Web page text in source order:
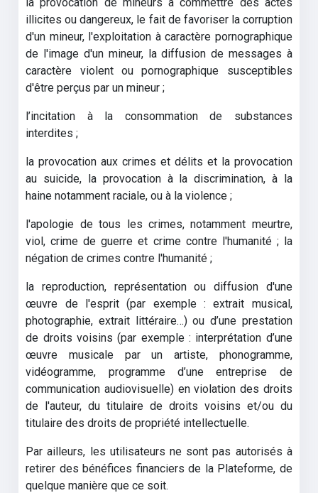
illicites ou dangereux, le fait de favoriser la corruption
d'un mineur, l'exploitation à caractère pornographique
de l'image d'un mineur, la diffusion de messages à
caractère violent ou pornographique susceptibles
d'être perçus par un mineur ;
l’incitation à la consommation de substances
interdites ;
la provocation aux crimes et délits et la provocation
au suicide, la provocation à la discrimination, à la
haine notamment raciale, ou à la violence ;
l'apologie de tous les crimes, notamment meurtre,
viol, crime de guerre et crime contre l'humanité ; la
négation de crimes contre l'humanité ;
la reproduction, représentation ou diffusion d'une
œuvre de l'esprit (par exemple : extrait musical,
photographie, extrait littéraire…) ou d’une prestation
de droits voisins (par exemple : interprétation d’une
œuvre musicale par un artiste, phonogramme,
vidéogramme, programme d’une entreprise de
communication audiovisuelle) en violation des droits
de l'auteur, du titulaire de droits voisins et/ou du
titulaire des droits de propriété intellectuelle.
Par ailleurs, les utilisateurs ne sont pas autorisés à
retirer des bénéfices financiers de la Plateforme, de
quelque manière que ce soit.